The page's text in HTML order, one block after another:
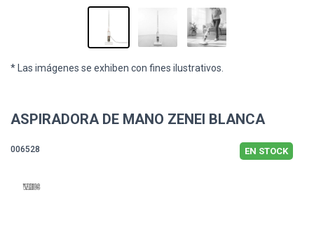
* Las imágenes se exhiben con fines ilustrativos.
ASPIRADORA DE MANO ZENEI BLANCA
006528 EN STOCK